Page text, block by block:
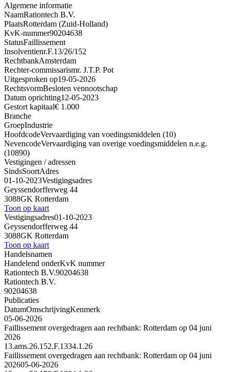
Algemene informatie
NaamRationtech B.V.
PlaatsRotterdam (Zuid-Holland)
KvK-nummer90204638
StatusFaillissement
Insolventienr.F.13/26/152
RechtbankAmsterdam
Rechter-commissarismr. J.T.P. Pot
Uitgesproken op19-05-2026
RechtsvormBesloten vennootschap
Datum oprichting12-05-2023
Gestort kapitaal€ 1.000
Branche
GroepIndustrie
HoofdcodeVervaardiging van voedingsmiddelen (10)
NevencodeVervaardiging van overige voedingsmiddelen n.e.g.
(10890)
Vestigingen / adressen
SindsSoortAdres
01-10-2023Vestigingsadres
Geyssendorfferweg 44
3088GK Rotterdam
Toon op kaart
Vestigingsadres01-10-2023
Geyssendorfferweg 44
3088GK Rotterdam
Toon op kaart
Handelsnamen
Handelend onderKvK nummer
Rationtech B.V.90204638
Rationtech B.V.
90204638
Publicaties
DatumOmschrijvingKenmerk
05-06-2026
Faillissement overgedragen aan rechtbank: Rotterdam op 04 juni
2026
13.ams.26.152.F.1334.1.26
Faillissement overgedragen aan rechtbank: Rotterdam op 04 juni
202605-06-2026